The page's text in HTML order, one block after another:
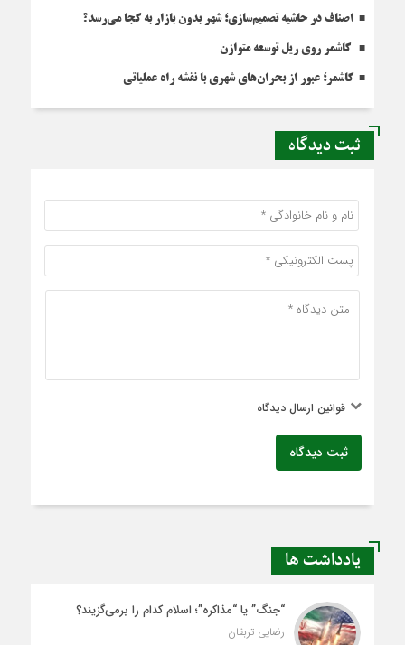
اصناف در حاشیه تصمیم‌سازی؛ شهر بدون بازار به کجا می‌رسد؟
کاشمر روی ریل توسعه متوازن
کاشمر؛ عبور از بحران‌های شهری با نقشه راه عملیاتی
ثبت دیدگاه
قوانین ارسال دیدگاه
ثبت دیدگاه
یادداشت ها
“جنگ” یا “مذاکره”؛ اسلام کدام را برمی‌گزیند؟
رضایی تربقان